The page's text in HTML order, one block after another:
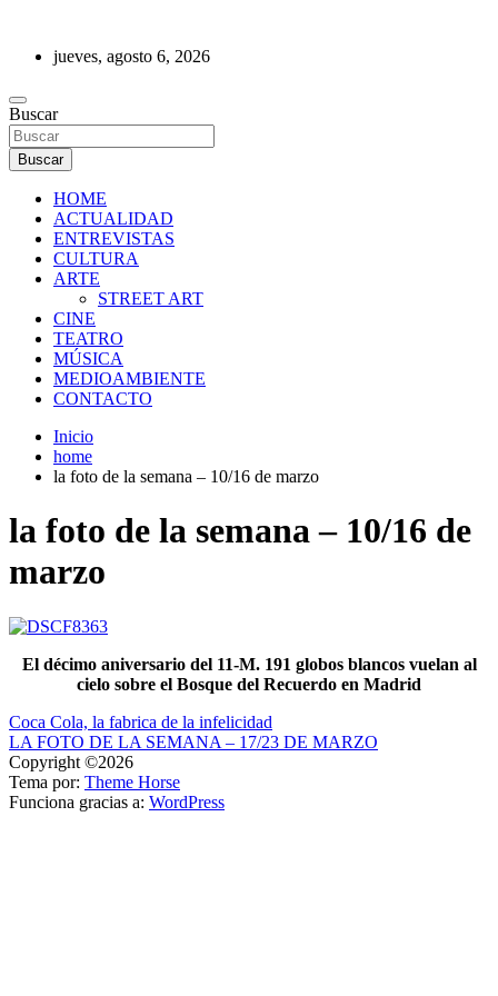
contenidojueves, agosto 6, 2026
REVISTA DE PRENSA
Buscar
Buscar
HOME
ACTUALIDAD
ENTREVISTAS
CULTURA
ARTE
STREET ART
CINE
TEATRO
MÚSICA
MEDIOAMBIENTE
CONTACTO
Inicio
home
la foto de la semana – 10/16 de marzo
la foto de la semana – 10/16 de
marzo
El décimo aniversario del 11-M. 191 globos blancos vuelan al
cielo sobre el Bosque del Recuerdo en Madrid
Navegación
de
entradas
Coca Cola, la fabrica de la infelicidad
LA FOTO DE LA SEMANA – 17/23 DE MARZO
Copyright ©2026
Tema por: Theme Horse
Funciona gracias a: WordPress